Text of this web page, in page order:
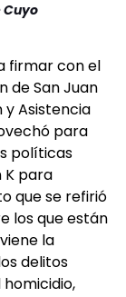
Cuyo
firmar con el
de San Juan
Asistencia
para
políticas
para
que se refirió
los que están
la
delitos